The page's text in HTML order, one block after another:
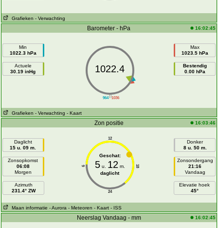
Grafieken - Verwachting
Barometer - hPa 16:02:45
Min
1022.3 hPa
Actuele
30.19 inHg
||
964 1036
1022.4
Max
1023.5 hPa
Bestendig
0.00 hPa
Grafieken - Verwachting - Kaart
Zon positie 16:03:46
Daglicht
15 u. 09 m.
Zonsopkomst
06:08
Morgen
Azimuth
231.4° ZW
12
24
6 18
Geschat:
5u. 12 m.
daglicht
Donker
8 u. 50 m.
Zonsondergang
21:16
Vandaag
Elevatie hoek
45°
Maan informatie - Aurora - Meteoren - Kaart - ISS
Neerslag Vandaag - mm 16:02:45